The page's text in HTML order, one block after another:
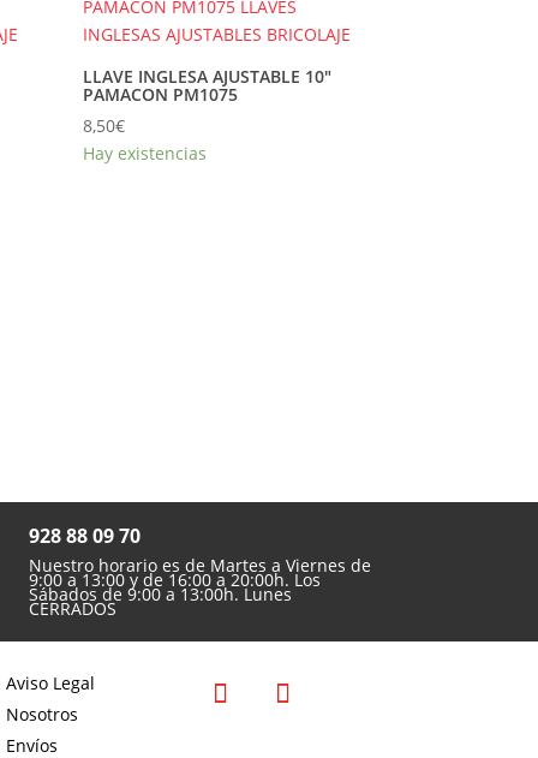
LLAVE INGLESA AJUSTABLE 10″
PAMACON PM1075
8,50€
Hay existencias
928 88 09 70
Nuestro horario es de Martes a Viernes de
9:00 a 13:00 y de 16:00 a 20:00h. Los
Sábados de 9:00 a 13:00h. Lunes
CERRADOS
Aviso Legal
Nosotros
Envíos